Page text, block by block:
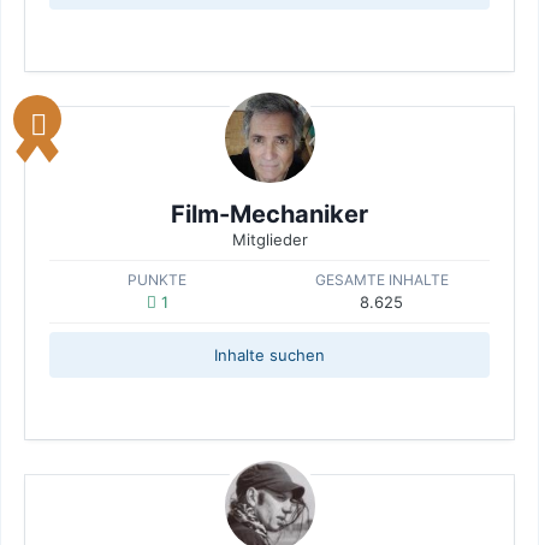
Film-Mechaniker
Mitglieder
PUNKTE
1
GESAMTE INHALTE
8.625
Inhalte suchen